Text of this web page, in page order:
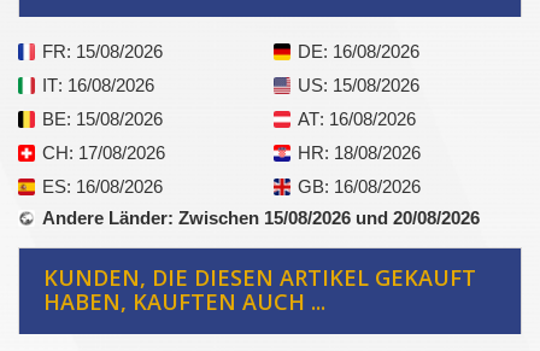
FR: 15/08/2026 DE: 16/08/2026
IT: 16/08/2026 US: 15/08/2026
BE: 15/08/2026 AT: 16/08/2026
CH: 17/08/2026 HR: 18/08/2026
ES: 16/08/2026 GB: 16/08/2026
Andere Länder: Zwischen 15/08/2026 und 20/08/2026
KUNDEN, DIE DIESEN ARTIKEL GEKAUFT
HABEN, KAUFTEN AUCH ...